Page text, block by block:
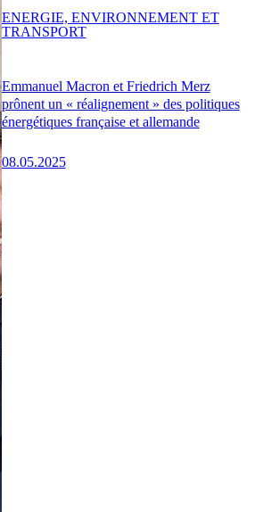
Emmanuel Macron et Friedrich Merz
prônent un « réalignement » des politiques
énergétiques française et allemande
08.05.2025
ENERGIE, ENVIRONNEMENT ET
TRANSPORT